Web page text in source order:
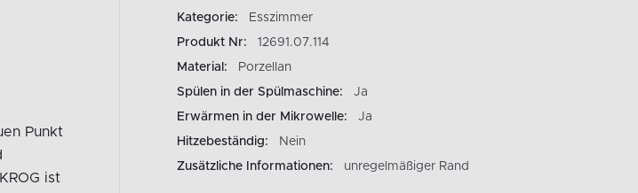
Punkt
ist
Kategorie:
Esszimmer
Produkt Nr:
12691.07.114
Material:
Porzellan
Spülen in der Spülmaschine:
Ja
Erwärmen in der Mikrowelle:
Ja
Hitzebeständig:
Nein
Zusätzliche Informationen:
unregelmäßiger Rand